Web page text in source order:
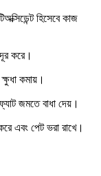
হিসেবে কাজ
করে।
কমায়।
জমতে বাধা দেয়।
এবং পেট ভরা রাখে।